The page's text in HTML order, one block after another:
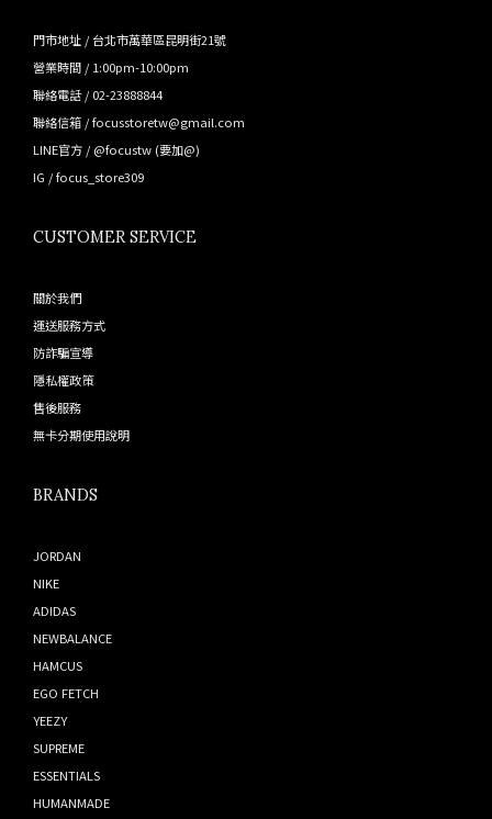
門市地址 / 台北市萬華區昆明街21號
營業時間 / 1:00pm-10:00pm
聯絡電話 / 02-23888844
聯絡信箱 / focusstoretw@gmail.com
LINE官方 / @focustw (要加@)
IG /focus_store309
CUSTOMER SERVICE
關於我們
運送服務方式
防詐騙宣導
隱私權政策
售後服務
無卡分期使用說明
BRANDS
JORDAN
NIKE
ADIDAS
NEWBALANCE
HAMCUS
EGO FETCH
YEEZY
SUPREME
ESSENTIALS
HUMANMADE